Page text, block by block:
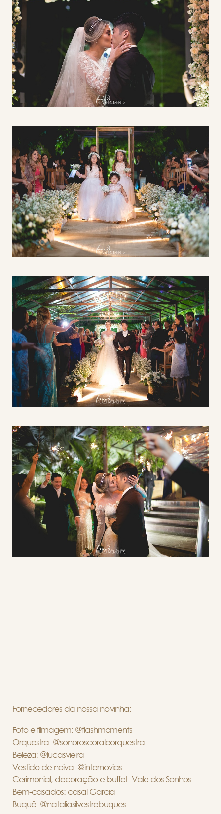
Fornecedores da nossa noivinha:
Foto e filmagem: @flashmoments
Orquestra: @sonoroscoraleorquestra
Beleza: @lucasvieira
Vestido de noiva: @internovias
Cerimonial, decoração e buffet: Vale dos Sonhos
Bem-casados: casal Garcia
Buquê: @nataliasilvestrebuques